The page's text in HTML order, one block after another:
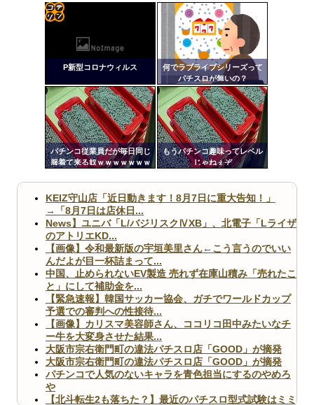
【閲覧注意】俺が近くにいると機械が壊れるんだけどさ
【画像】ペプシコーラ社、「こういうのでいいんだよ」
Powered by livedoor 相互RSS
P新型コロナウィルス
何でラブライブシリーズって
パチスロが無いの？
パチンコ従業員だが毎日同じ
服着て来る奴ｗｗｗｗｗｗｗ
もうパチンコ趣味ってレベル
じゃねぇぞ
定リ
ンク
自動
更新
ツー
KEIZ守山店「近日動きます！8月7日に重大告知！」
→「8月7日は店休日...
News】ユニバ「L/バジリスクⅣXB」、北電子「Lライザ
のアトリエKD...
【画像】令和最新版の宇垣美里さん←こう言うのでいい
んだよが目一杯詰まって...
中国、止められないEV製造 売れず在庫山積み「売れたこ
と」にして補助金を...
【緊急速報】韓国サッカー協会、ガチでワールドカップ
予選での審判への性接待...
【画像】カリスマ美容師さん、ココリコ田中みたいなチ
ー牛を大変身させた結果...
大阪市宗右衛門町の違法パチスロ店「GOOD」が摘発
大阪市宗右衛門町の違法パチスロ店「GOOD」が摘発
パチンコで人気のないキャラを青色担当にするのやめろ
や
【北斗転生2も落ちた？】最近のパチスロ型式試験はミミ